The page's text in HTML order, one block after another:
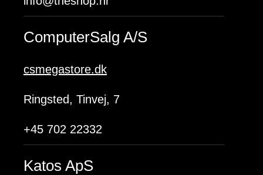
ComputerSalg A/S
csmegastore.dk
Ringsted, Tinvej, 7
+45 702 22332
Katos ApS